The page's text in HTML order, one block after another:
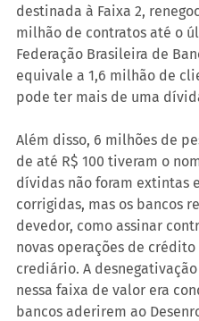
destinada à Faixa 2,
milhão de contratos até o
Federação Brasileira de
equivale a 1,6 milhão de
pode ter mais de uma
Além disso, 6 milhões de
de até R$ 100 tiveram o
dívidas não foram extintas
corrigidas, mas os bancos
devedor, como assinar
novas operações de
crediário. A
nessa faixa de valor era
bancos aderirem ao